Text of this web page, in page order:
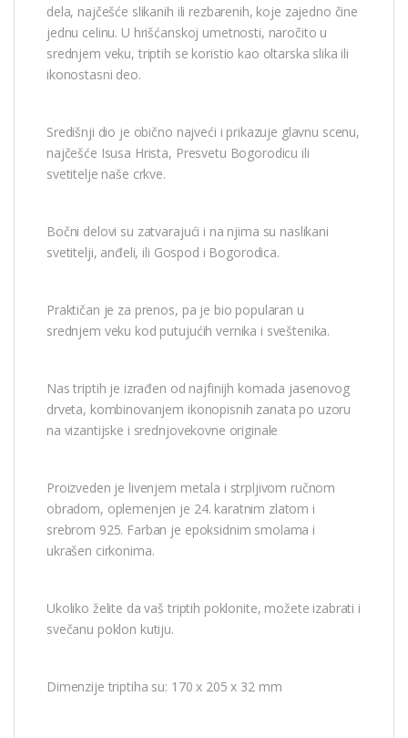
dela, najčešće slikanih ili rezbarenih, koje zajedno čine
jednu celinu. U hrišćanskoj umetnosti, naročito u
srednjem veku, triptih se koristio kao oltarska slika ili
ikonostasni deo.
Središnji dio je obično najveći i prikazuje glavnu scenu,
najčešće Isusa Hrista, Presvetu Bogorodicu ili
svetitelje naše crkve.
Bočni delovi su zatvarajući i na njima su naslikani
svetitelji, anđeli, ili Gospod i Bogorodica.
Praktičan je za prenos, pa je bio popularan u
srednjem veku kod putujućih vernika i sveštenika.
Nas triptih je izrađen od najfinijh komada jasenovog
drveta, kombinovanjem ikonopisnih zanata po uzoru
na vizantijske i srednjovekovne originale
Proizveden je livenjem metala i strpljivom ručnom
obradom, oplemenjen je 24. karatnim zlatom i
srebrom 925. Farban je epoksidnim smolama i
ukrašen cirkonima.
Ukoliko želite da vaš triptih poklonite, možete izabrati i
svečanu poklon kutiju.
Dimenzije triptiha su: 170 x 205 x 32 mm